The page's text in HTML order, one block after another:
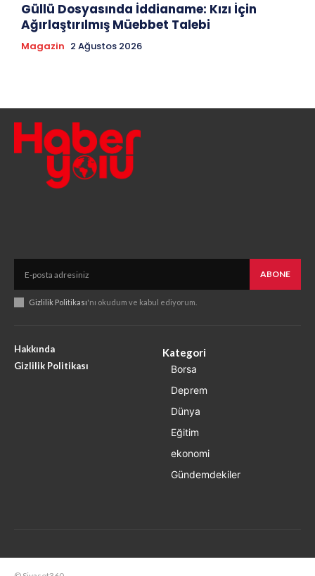
Güllü Dosyasında İddianame: Kızı İçin
Ağırlaştırılmış Müebbet Talebi
Magazin 2 Ağustos 2026
ABONE
Gizlilik Politikası'nı okudum ve kabul ediyorum.
Hakkında
Gizlilik Politikası
Kategori
Borsa
Deprem
Dünya
Eğitim
ekonomi
Gündemdekiler